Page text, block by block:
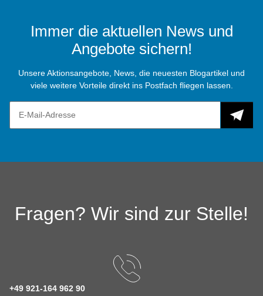
Immer die aktuellen News und
Angebote sichern!
Unsere Aktionsangebote, News, die neuesten Blogartikel und
viele weitere Vorteile direkt ins Postfach fliegen lassen.
Fragen? Wir sind zur Stelle!
+49 921-164 962 90